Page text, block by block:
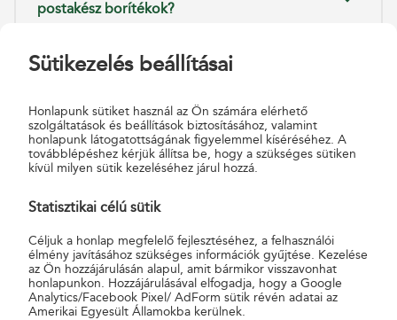
postakész borítékok?
Milyen szolgáltatást foglalnak magukba a
A nemzetközi postakész borítékok
Postakész borítékban feladhatok-e
mobiltelefont Oroszországba?
Sütikezelés beállításai
Honlapunk sütiket használ az Ön számára elérhető
szolgáltatások és beállítások biztosításához, valamint
honlapunk látogatottságának figyelemmel kíséréséhez. A
továbblépéshez kérjük állítsa be, hogy a szükséges sütiken
kívül milyen sütik kezeléséhez járul hozzá.
Statisztikai célú sütik
Céljuk a honlap megfelelő fejlesztéséhez, a felhasználói
élmény javításához szükséges információk gyűjtése. Kezelése
az Ön hozzájárulásán alapul, amit bármikor visszavonhat
honlapunkon. Hozzájárulásával elfogadja, hogy a Google
Analytics/Facebook Pixel/ AdForm sütik révén adatai az
Amerikai Egyesült Államokba kerülnek.